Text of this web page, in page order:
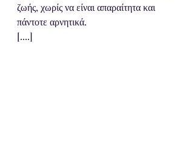
ζωής, χωρίς να είναι απαραίτητα και
πάντοτε αρνητικά.
[....]